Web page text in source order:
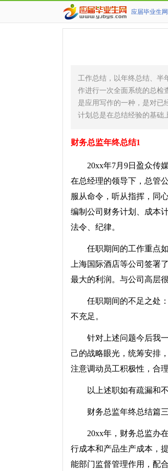
应届毕业生网
工作总结，以年终总结、半
作进行一次全面系统的总检
是应用写作的一种，是对已
计划总是在总结经验的基础
财务总监年终总结1
20xx年7月9日盈众传媒
在总经理的领导下，总管
服从命令，听从指挥，同
编制公司财务计划、成本
法令、纪律。
任职期间的工作重点如
上海国际酒店等公司签署
最大的利润。与公司高层
任职期间的不足之处：
不充足。
针对上述问题今后我一
己的战略眼光，统筹安排
注意调动员工积极性，合
以上述职如有疏漏和不
财务总监年终总结篇三
20xx年，财务总监办在
行成本和产品生产成本，
能部门监督管理作用，配